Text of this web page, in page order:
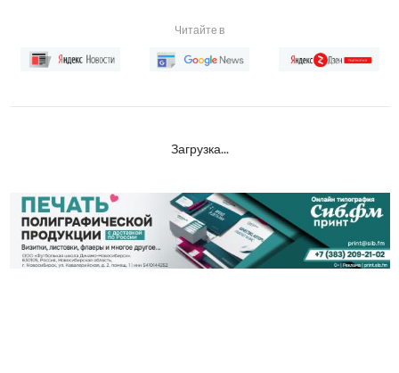
Читайте в
Загрузка...